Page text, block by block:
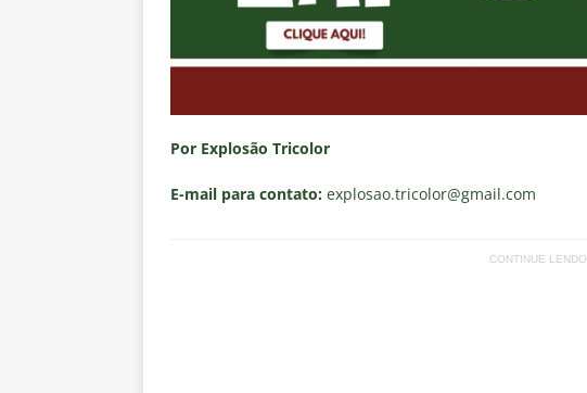
Por Explosão Tricolor
E-mail para contato: explosao.tricolor@gmail.com
CONTINUE LENDO